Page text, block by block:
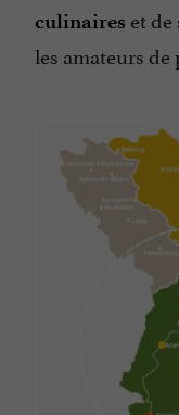
culinaires et
les amateurs